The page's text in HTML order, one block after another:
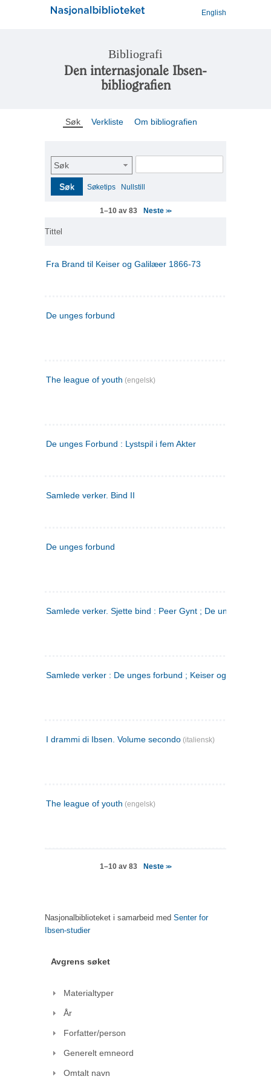
English
Bibliografi
Den internasjonale Ibsen-
bibliografien
Søk Verkliste Om bibliografien
Søk
Søk Søketips Nullstill
1–10 av 83 Neste>>
Tittel
Fra Brand til Keiser og Galilæer 1866-73
De unges forbund
The league of youth (engelsk)
De unges Forbund : Lystspil i fem Akter
Samlede verker. Bind II
De unges forbund
Samlede verker. Sjette bind : Peer Gynt ; De unges
Samlede verker : De unges forbund ; Keiser og Galilæer. 3
I drammi di Ibsen. Volume secondo (italiensk)
The league of youth (engelsk)
1–10 av 83 Neste>>
Nasjonalbiblioteket i samarbeid med Senter for
Ibsen-studier
Avgrens søket
Materialtyper
År
Forfatter/person
Generelt emneord
Omtalt navn